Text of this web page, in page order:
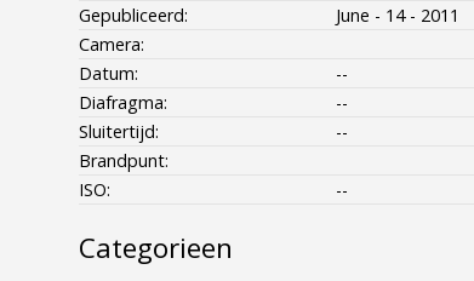
Gepubliceerd:
June - 14 - 2011
Camera:
Datum:
--
Diafragma:
--
Sluitertijd:
--
Brandpunt:
ISO:
--
Categorieen